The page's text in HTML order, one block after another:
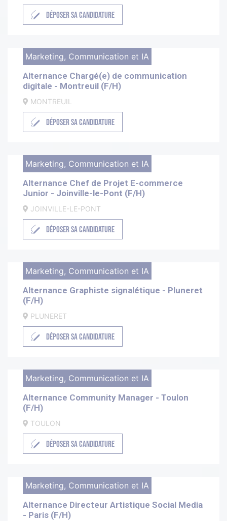
DÉPOSER SA CANDIDATURE
Marketing, Communication et IA
Alternance Chargé(e) de communication
digitale - Montreuil (F/H)
MONTREUIL
DÉPOSER SA CANDIDATURE
Marketing, Communication et IA
Alternance Chef de Projet E-commerce
Junior - Joinville-le-Pont (F/H)
JOINVILLE-LE-PONT
DÉPOSER SA CANDIDATURE
Marketing, Communication et IA
Alternance Graphiste signalétique - Pluneret
(F/H)
PLUNERET
DÉPOSER SA CANDIDATURE
Marketing, Communication et IA
Alternance Community Manager - Toulon
(F/H)
TOULON
DÉPOSER SA CANDIDATURE
Marketing, Communication et IA
Alternance Directeur Artistique Social Media
- Paris (F/H)